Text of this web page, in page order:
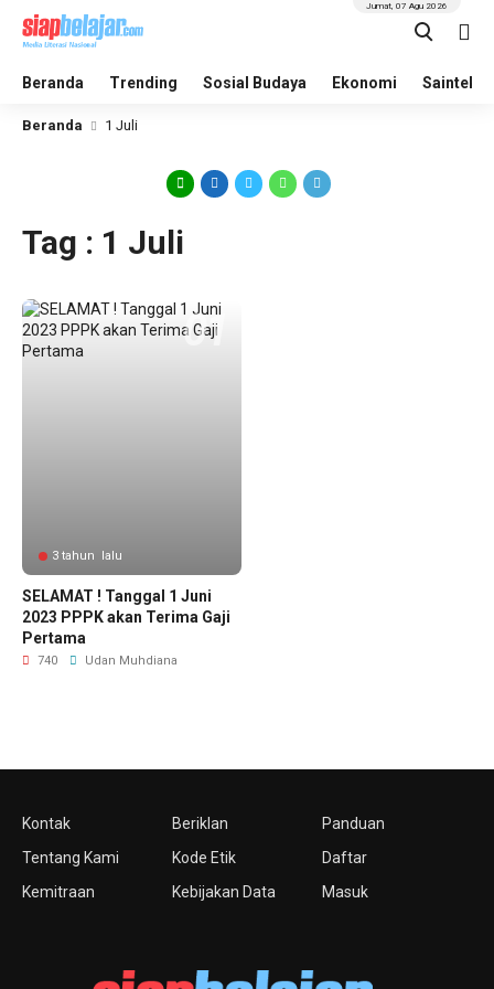
Beranda Trending Sosial Budaya Ekonomi Saintek
Jumat, 07 Agu 2026
Beranda 1 Juli
Tag : 1 Juli
3 tahun lalu
SELAMAT ! Tanggal 1 Juni
2023 PPPK akan Terima Gaji
Pertama
740 Udan Muhdiana
Kontak
Tentang Kami
Kemitraan
Beriklan
Kode Etik
Kebijakan Data
Panduan
Daftar
Masuk